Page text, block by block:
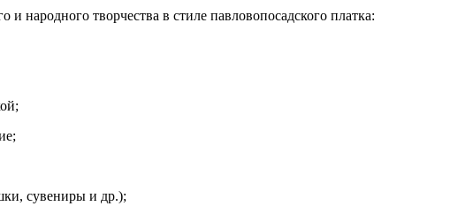
и народного творчества в стиле павловопосадского платка:
сувениры и др.);